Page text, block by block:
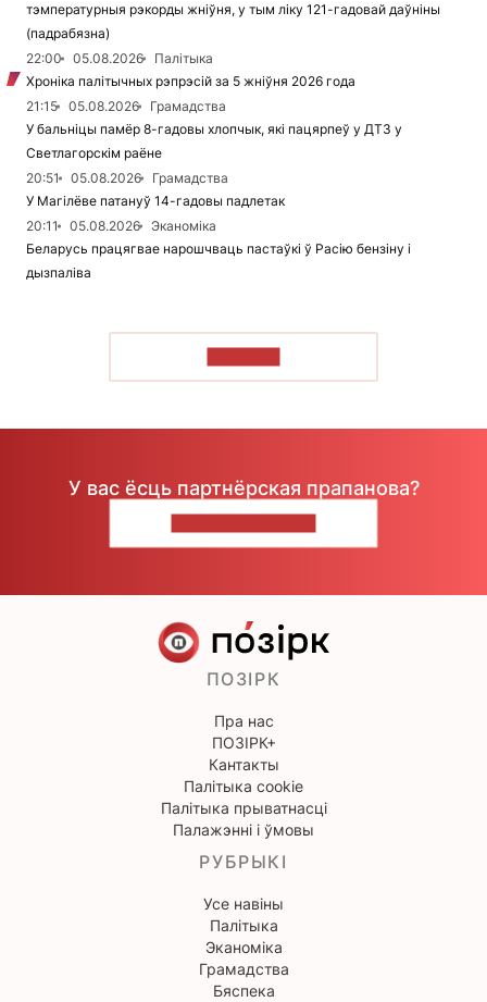
тэмпературныя рэкорды жніўня, у тым ліку 121-гадовай даўніны
(падрабязна)
22:00
05.08.2026
Палітыка
Хроніка палітычных рэпрэсій за 5 жніўня 2026 года
21:15
05.08.2026
Грамадства
У бальніцы памёр 8-гадовы хлопчык, які пацярпеў у ДТЗ у
Светлагорскім раёне
20:51
05.08.2026
Грамадства
У Магілёве патануў 14-гадовы падлетак
20:11
05.08.2026
Эканоміка
Беларусь працягвае нарошчваць пастаўкі ў Расію бензіну і
дызпаліва
У вас ёсць партнёрская прапанова?
ПОЗІРК
Пра нас
ПОЗІРК+
Кантакты
Палітыка cookie
Палітыка прыватнасці
Палажэнні і ўмовы
РУБРЫКІ
Усе навіны
Палітыка
Эканоміка
Грамадства
Бяспека